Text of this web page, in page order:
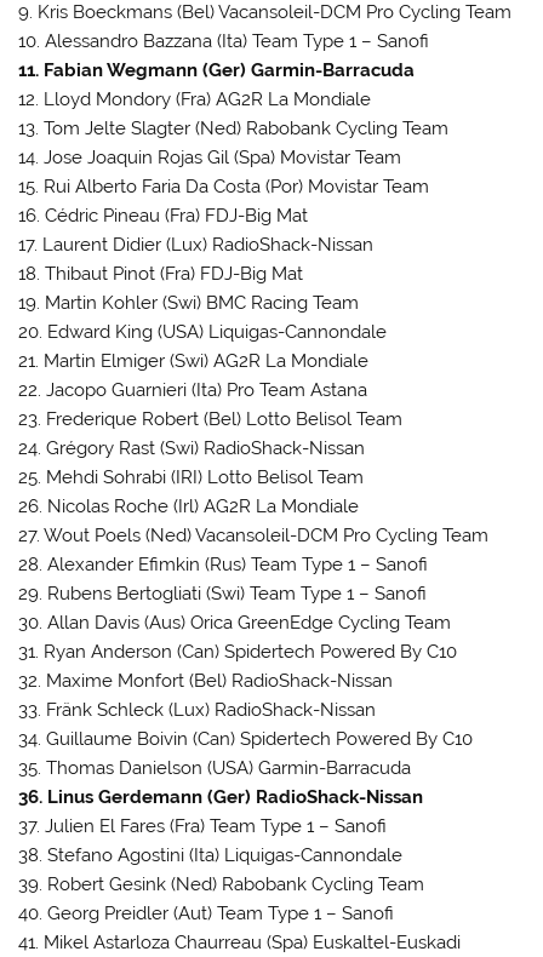
9. Kris Boeckmans (Bel) Vacansoleil-DCM Pro Cycling Team
10. Alessandro Bazzana (Ita) Team Type 1 – Sanofi
11. Fabian Wegmann (Ger) Garmin-Barracuda
12. Lloyd Mondory (Fra) AG2R La Mondiale
13. Tom Jelte Slagter (Ned) Rabobank Cycling Team
14. Jose Joaquin Rojas Gil (Spa) Movistar Team
15. Rui Alberto Faria Da Costa (Por) Movistar Team
16. Cédric Pineau (Fra) FDJ-Big Mat
17. Laurent Didier (Lux) RadioShack-Nissan
18. Thibaut Pinot (Fra) FDJ-Big Mat
19. Martin Kohler (Swi) BMC Racing Team
20. Edward King (USA) Liquigas-Cannondale
21. Martin Elmiger (Swi) AG2R La Mondiale
22. Jacopo Guarnieri (Ita) Pro Team Astana
23. Frederique Robert (Bel) Lotto Belisol Team
24. Grégory Rast (Swi) RadioShack-Nissan
25. Mehdi Sohrabi (IRI) Lotto Belisol Team
26. Nicolas Roche (Irl) AG2R La Mondiale
27. Wout Poels (Ned) Vacansoleil-DCM Pro Cycling Team
28. Alexander Efimkin (Rus) Team Type 1 – Sanofi
29. Rubens Bertogliati (Swi) Team Type 1 – Sanofi
30. Allan Davis (Aus) Orica GreenEdge Cycling Team
31. Ryan Anderson (Can) Spidertech Powered By C10
32. Maxime Monfort (Bel) RadioShack-Nissan
33. Fränk Schleck (Lux) RadioShack-Nissan
34. Guillaume Boivin (Can) Spidertech Powered By C10
35. Thomas Danielson (USA) Garmin-Barracuda
36. Linus Gerdemann (Ger) RadioShack-Nissan
37. Julien El Fares (Fra) Team Type 1 – Sanofi
38. Stefano Agostini (Ita) Liquigas-Cannondale
39. Robert Gesink (Ned) Rabobank Cycling Team
40. Georg Preidler (Aut) Team Type 1 – Sanofi
41. Mikel Astarloza Chaurreau (Spa) Euskaltel-Euskadi